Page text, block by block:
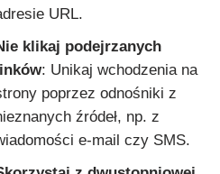
URL.
klikaj podejrzanych
: Unikaj wchodzenia na
poprzez odnośniki z
źródeł, np. z
e-mail czy SMS.